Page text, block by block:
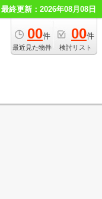
最終更新：2026年08月08日
00件
最近見た物件
00件
検討リスト